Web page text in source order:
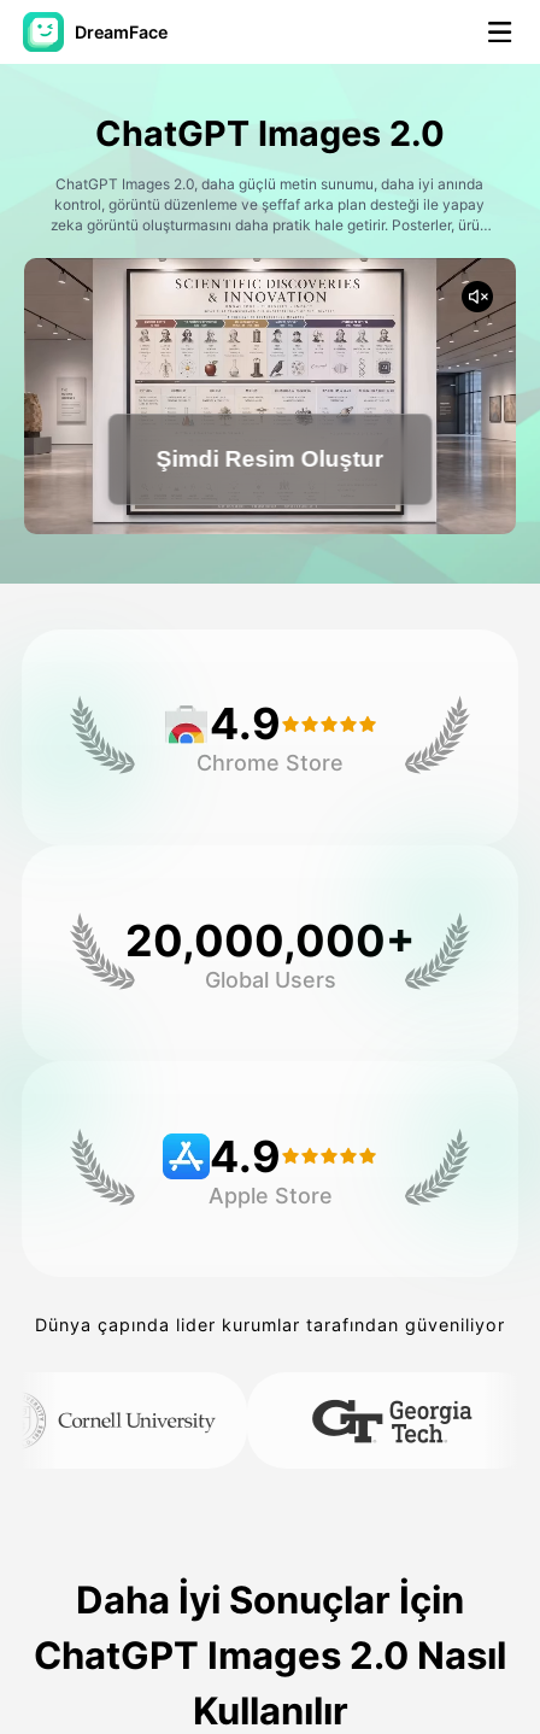
DreamFace
Avatar Video
AI Video
Fotoğraf
Diğer Araçlar ▼
Tüm araçları görüntüle
Şablonlar
Fotoğraf
Diğer Araçlar
Galeri
Fiyatlandırma
ChatGPT Images 2.0
ChatGPT Images 2.0, daha güçlü metin sunumu, daha iyi anında
kontrol, görüntü düzenleme ve şeffaf arka plan desteği ile yapay
zeka görüntü oluşturmasını daha pratik hale getirir. Posterler, ürün
konseptler için kullanın.
Şimdi Resim Oluştur
4.9
Chrome Store
20,000,000+
Global Users
4.9
Apple Store
Dünya çapında lider kurumlar tarafından güveniliyor
Daha İyi Sonuçlar İçin
ChatGPT Images 2.0 Nasıl
Kullanılır